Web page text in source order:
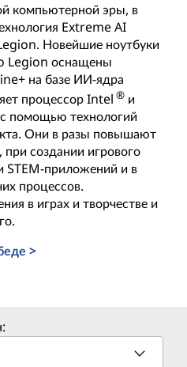
компьютерной эры, в
Extreme AI
Новейшие ноутбуки
Legion оснащены
на базе ИИ-ядра
процессор Intel ® и
помощью технологий
Они в разы повышают
создании игрового
STEM-приложений и в
процессов.
в играх и творчестве и
>